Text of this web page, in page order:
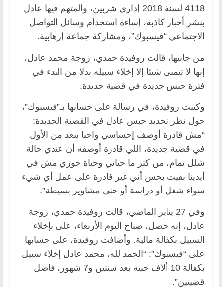
4118 لسنة 2018 إداري شربين، والمتهم فيها عادل
بنشر أخبار كاذبة، إساءة استخدام وسائل التواصل
الاجتماعي “فيسبوك”، ومشاركة جماعة إرهابية.
من جانبها، قالت روفيدة حمدي، زوجة محمد عادل،
إنها لا تتمنى شيئا إلا إخلاء سبيله بدلا من البدء في
فترة حبس جديدة في قضية جديدة.
وكتبت روفيدة، في رسالة على حسابها بـ”فيسبوك”،
حول نظر تجديد حبس عادل في القضية الجديدة:
“مش قادرة أوصف إحساسي واحنا بنعد من الأول
في قضية جديدة، اللي قادرة أوصفه أن عندي حالة
شلل تمام، من كتر ما حياتي وحياة جوزي مش في
أيدينا بقيت بحس أني غير قادرة على عمل أي شيء
سواء شغل أو دراسة أو حتى مشاوير بسيطة”.
وفي 27 يناير الماضي، قالت روفيدة حمدي، زوجة
عادل، إنه حصل، صباح اليوم الأربعاء، على بإخلاء
السبيل بكفالة مالية. وأضافت روفيدة، على حسابها
على “فيسبوك”: “الحمد لله، محمد عادل إخلاء سبيل
بكفالة 10 ألاف جنيه بعد سنتين و7 شهور، فاضل
قضيتين”.